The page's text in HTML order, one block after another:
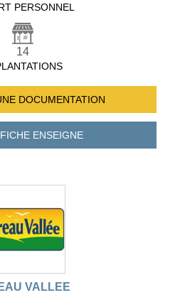
PERSONNEL
14
DOCUMENTATION
ENSEIGNE
VALLEE